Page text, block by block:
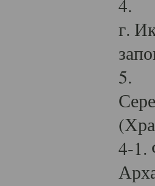
4.
г.
5.
4-1.